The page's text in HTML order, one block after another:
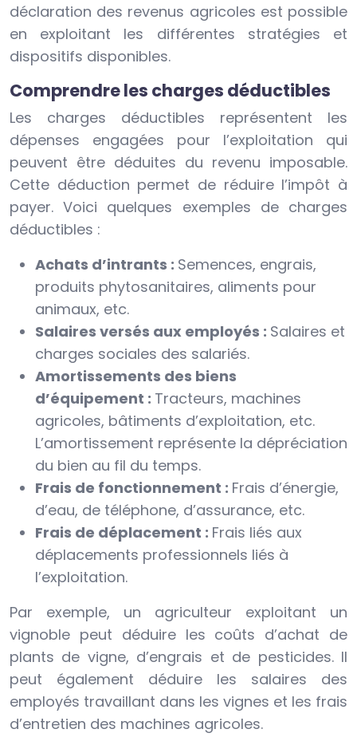
déclaration des revenus agricoles est possible
en exploitant les différentes stratégies et
dispositifs disponibles.
Comprendre les charges déductibles
Les charges déductibles représentent les
dépenses engagées pour l’exploitation qui
peuvent être déduites du revenu imposable.
Cette déduction permet de réduire l’impôt à
payer. Voici quelques exemples de charges
déductibles :
Achats d’intrants : Semences, engrais,
produits phytosanitaires, aliments pour
animaux, etc.
Salaires versés aux employés : Salaires et
charges sociales des salariés.
Amortissements des biens
d’équipement : Tracteurs, machines
agricoles, bâtiments d’exploitation, etc.
L’amortissement représente la dépréciation
du bien au fil du temps.
Frais de fonctionnement : Frais d’énergie,
d’eau, de téléphone, d’assurance, etc.
Frais de déplacement : Frais liés aux
déplacements professionnels liés à
l’exploitation.
Par exemple, un agriculteur exploitant un
vignoble peut déduire les coûts d’achat de
plants de vigne, d’engrais et de pesticides. Il
peut également déduire les salaires des
employés travaillant dans les vignes et les frais
d’entretien des machines agricoles.